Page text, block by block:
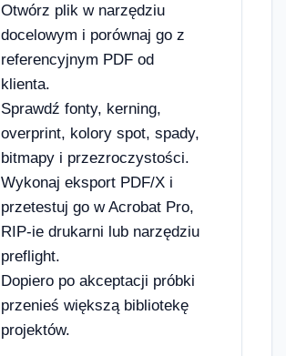
Otwórz plik w narzędziu
docelowym i porównaj go z
referencyjnym PDF od
klienta.
Sprawdź fonty, kerning,
overprint, kolory spot, spady,
bitmapy i przezroczystości.
Wykonaj eksport PDF/X i
przetestuj go w Acrobat Pro,
RIP-ie drukarni lub narzędziu
preflight.
Dopiero po akceptacji próbki
przenieś większą bibliotekę
projektów.